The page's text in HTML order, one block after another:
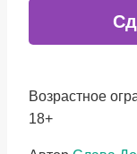
Возрастное
18+